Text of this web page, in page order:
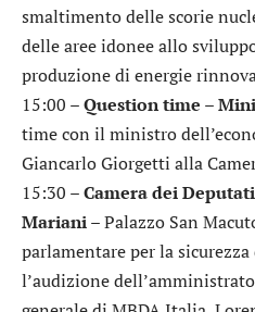
smaltimento delle scorie
delle aree idonee allo
produzione di energie
15:00 –Question time –
time con il ministro
Giancarlo Giorgetti alla
15:30 –Camera dei
Mariani– Palazzo San
parlamentare per la
l’audizione